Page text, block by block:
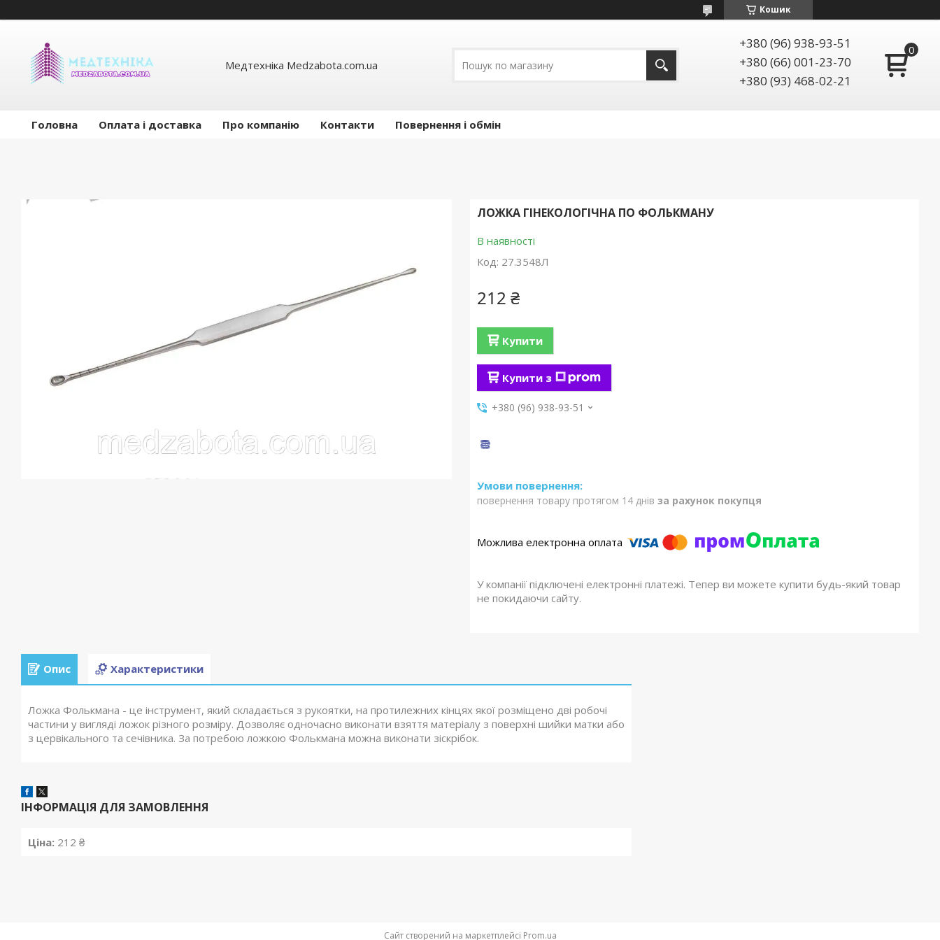
Кошик
Медтехніка Medzabota.com.ua
+380 (96) 938-93-51
+380 (66) 001-23-70
+380 (93) 468-02-21
Головна Оплата і доставка Про компанію Контакти Повернення і обмін
ЛОЖКА ГІНЕКОЛОГІЧНА ПО ФОЛЬКМАНУ
В наявності
Код: 27.3548Л
212 ₴
Купити
Купити з
+380 (96) 938-93-51
повернення товару протягом 14 днів за рахунок покупця
У компанії підключені електронні платежі. Тепер ви можете купити будь-який товар
не покидаючи сайту.
Опис Характеристики
Ложка Фолькмана - це інструмент, який складається з рукоятки, на протилежних кінцях якої розміщено дві робочі
частини у вигляді ложок різного розміру. Дозволяє одночасно виконати взяття матеріалу з поверхні шийки матки або
з цервікального та сечівника. За потребою ложкою Фолькмана можна виконати зіскрібок.
ІНФОРМАЦІЯ ДЛЯ ЗАМОВЛЕННЯ
Ціна: 212 ₴
Сайт створений на маркетплейсі Prom.ua